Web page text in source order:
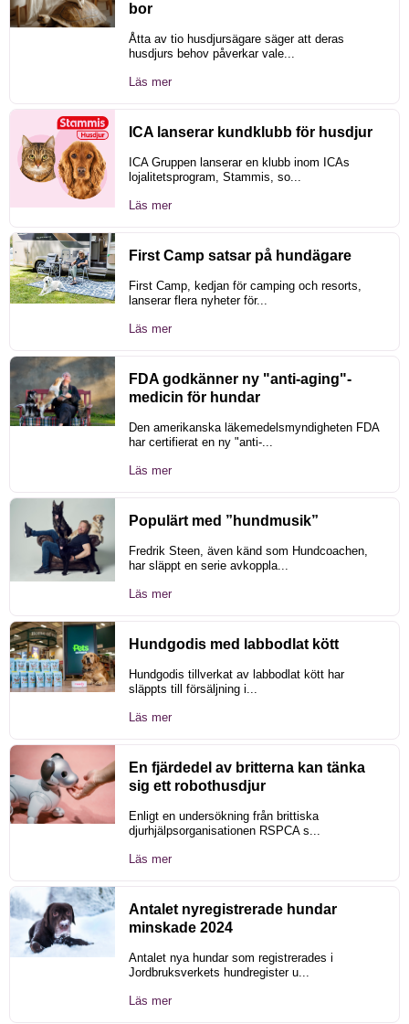
bor
Åtta av tio husdjursägare säger att deras
husdjurs behov påverkar vale...
Läs mer
ICA lanserar kundklubb för husdjur
ICA Gruppen lanserar en klubb inom ICAs
lojalitetsprogram, Stammis, so...
Läs mer
First Camp satsar på hundägare
First Camp, kedjan för camping och resorts,
lanserar flera nyheter för...
Läs mer
FDA godkänner ny "anti-aging"-
medicin för hundar
Den amerikanska läkemedelsmyndigheten FDA
har certifierat en ny "anti-...
Läs mer
Populärt med ”hundmusik”
Fredrik Steen, även känd som Hundcoachen,
har släppt en serie avkoppla...
Läs mer
Hundgodis med labbodlat kött
Hundgodis tillverkat av labbodlat kött har
släppts till försäljning i...
Läs mer
En fjärdedel av britterna kan tänka
sig ett robothusdjur
Enligt en undersökning från brittiska
djurhjälpsorganisationen RSPCA s...
Läs mer
Antalet nyregistrerade hundar
minskade 2024
Antalet nya hundar som registrerades i
Jordbruksverkets hundregister u...
Läs mer